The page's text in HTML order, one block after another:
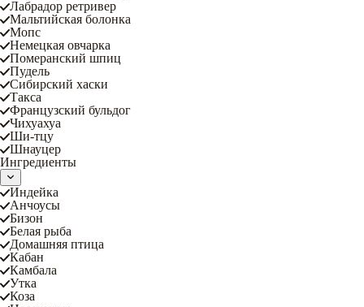
Лабрадор ретривер
Мальтийская болонка
Мопс
Немецкая овчарка
Померанский шпиц
Пудель
Сибирский хаски
Такса
Французский бульдог
Чихуахуа
Ши-тцу
Шнауцер
Ингредиенты
Индейка
Анчоусы
Бизон
Белая рыба
Домашняя птица
Кабан
Камбала
Утка
Коза